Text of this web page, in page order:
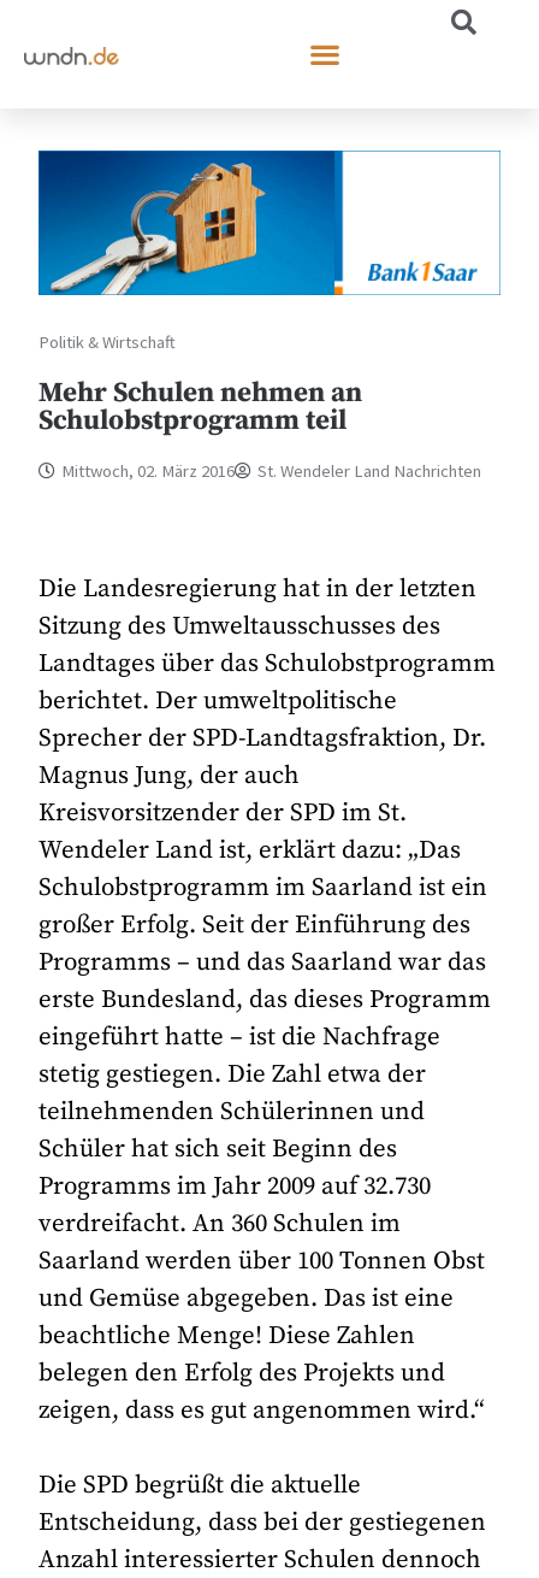
Politik & Wirtschaft
Mehr Schulen nehmen an
Schulobstprogramm teil
Mittwoch, 02. März 2016 St. Wendeler Land Nachrichten
Die Landesregierung hat in der letzten
Sitzung des Umweltausschusses des
Landtages über das Schulobstprogramm
berichtet. Der umweltpolitische
Sprecher der SPD-Landtagsfraktion, Dr.
Magnus Jung, der auch
Kreisvorsitzender der SPD im St.
Wendeler Land ist, erklärt dazu: „Das
Schulobstprogramm im Saarland ist ein
großer Erfolg. Seit der Einführung des
Programms – und das Saarland war das
erste Bundesland, das dieses Programm
eingeführt hatte – ist die Nachfrage
stetig gestiegen. Die Zahl etwa der
teilnehmenden Schülerinnen und
Schüler hat sich seit Beginn des
Programms im Jahr 2009 auf 32.730
verdreifacht. An 360 Schulen im
Saarland werden über 100 Tonnen Obst
und Gemüse abgegeben. Das ist eine
beachtliche Menge! Diese Zahlen
belegen den Erfolg des Projekts und
zeigen, dass es gut angenommen wird.“
Die SPD begrüßt die aktuelle
Entscheidung, dass bei der gestiegenen
Anzahl interessierter Schulen dennoch